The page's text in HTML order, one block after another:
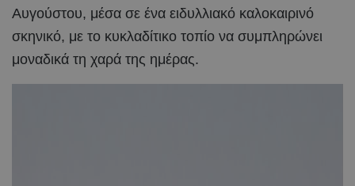
Αυγούστου, μέσα σε ένα ειδυλλιακό καλοκαιρινό
σκηνικό, με το κυκλαδίτικο τοπίο να συμπληρώνει
μοναδικά τη χαρά της ημέρας.